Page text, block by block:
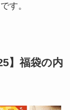
す。
】福袋の内